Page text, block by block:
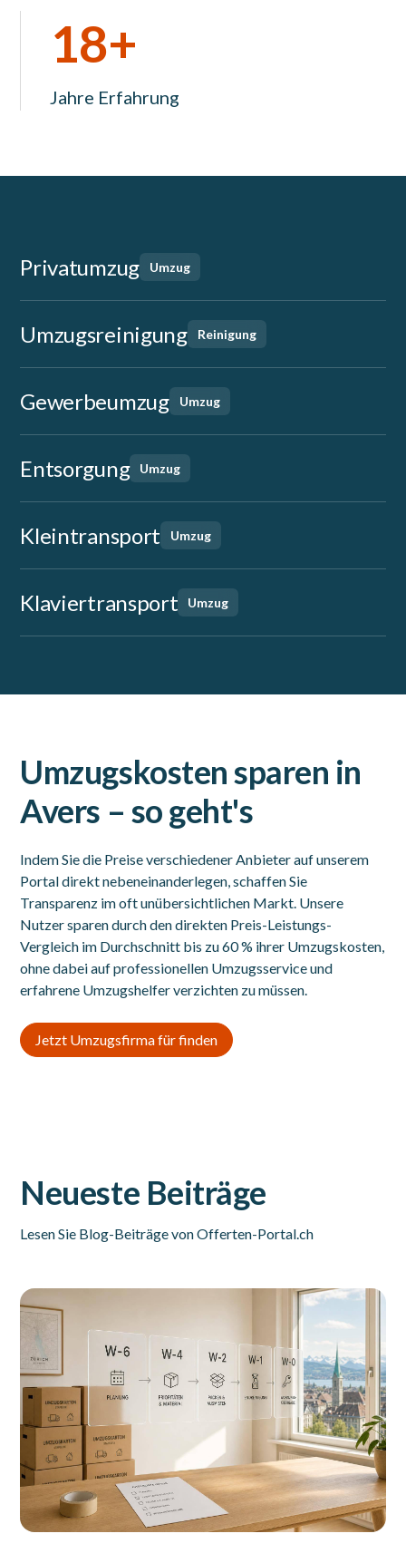
18+
Jahre Erfahrung
Privatumzug Umzug
Umzugsreinigung Reinigung
Gewerbeumzug Umzug
Entsorgung Umzug
Kleintransport Umzug
Klaviertransport Umzug
Umzugskosten sparen in
Avers – so geht's
Indem Sie die Preise verschiedener Anbieter auf unserem
Portal direkt nebeneinanderlegen, schaffen Sie
Transparenz im oft unübersichtlichen Markt. Unsere
Nutzer sparen durch den direkten Preis-Leistungs-
Vergleich im Durchschnitt bis zu 60 % ihrer Umzugskosten,
ohne dabei auf professionellen Umzugsservice und
erfahrene Umzugshelfer verzichten zu müssen.
Jetzt Umzugsfirma für finden
Neueste Beiträge
Lesen Sie Blog-Beiträge von Offerten-Portal.ch